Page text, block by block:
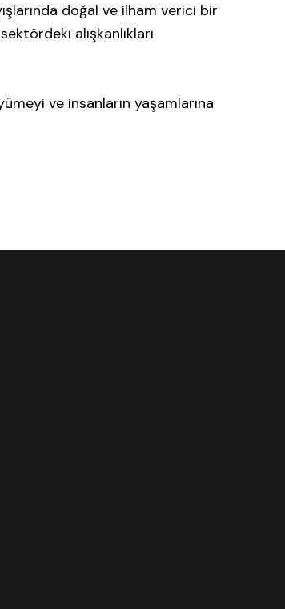
doğal ve ilham verici bir
alışkanlıkları
ve insanların yaşamlarına